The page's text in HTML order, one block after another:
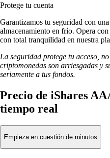
Protege tu cuenta
Garantizamos tu seguridad con
almacenamiento en frío. Opera
con total tranquilidad en nuestra
La seguridad protege tu acceso,
criptomonedas son arriesgadas y
seriamente a tus fondos.
Precio de iShares
tiempo real
Empieza en cuestión de minutos